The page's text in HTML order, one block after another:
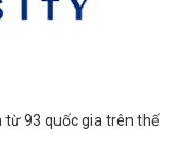
từ 93 quốc gia trên thế